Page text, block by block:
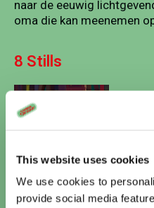
This website uses cookies
We use cookies to
provide social media
naar de eeuwig
oma die kan meenemen
8 Stills